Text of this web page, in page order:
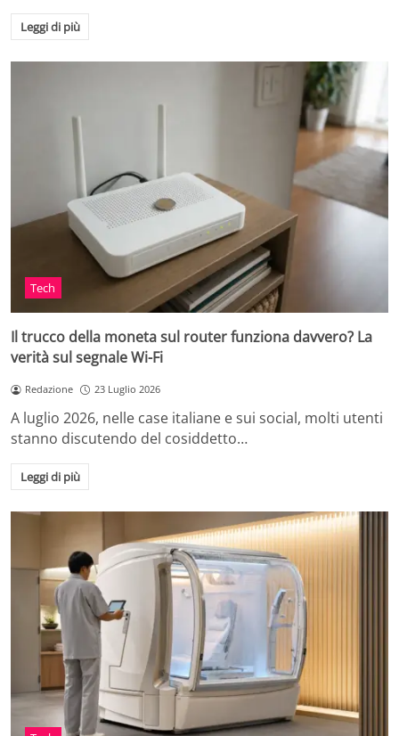
Leggi di più
Tech
Il trucco della moneta sul router funziona davvero? La
verità sul segnale Wi-Fi
Redazione 23 Luglio 2026
A luglio 2026, nelle case italiane e sui social, molti utenti
stanno discutendo del cosiddetto…
Leggi di più